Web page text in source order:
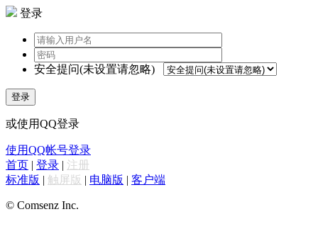
登录
安全提问(未设置请忽略)
登录
或使用QQ登录
使用QQ帐号登录
首页 | 登录 | 注册
标准版 | 触屏版 | 电脑版 | 客户端
© Comsenz Inc.